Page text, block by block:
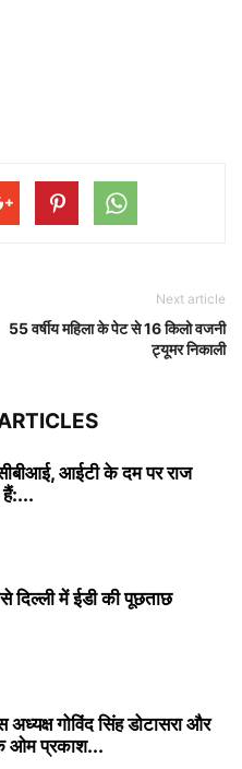
Next article
55 वर्षीय महिला के पेट से 16 किलो वजनी
ट्यूमर निकाली
आईटी के दम पर राज
हैं:...
दिल्ली में ईडी की पूछताछ
गोविंद सिंह डोटासरा और
ओम प्रकाश...